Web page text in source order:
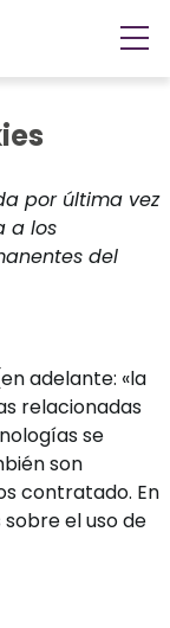
por última vez
a los
del
adelante: «la
relacionadas
se
son
contratado. En
el uso de